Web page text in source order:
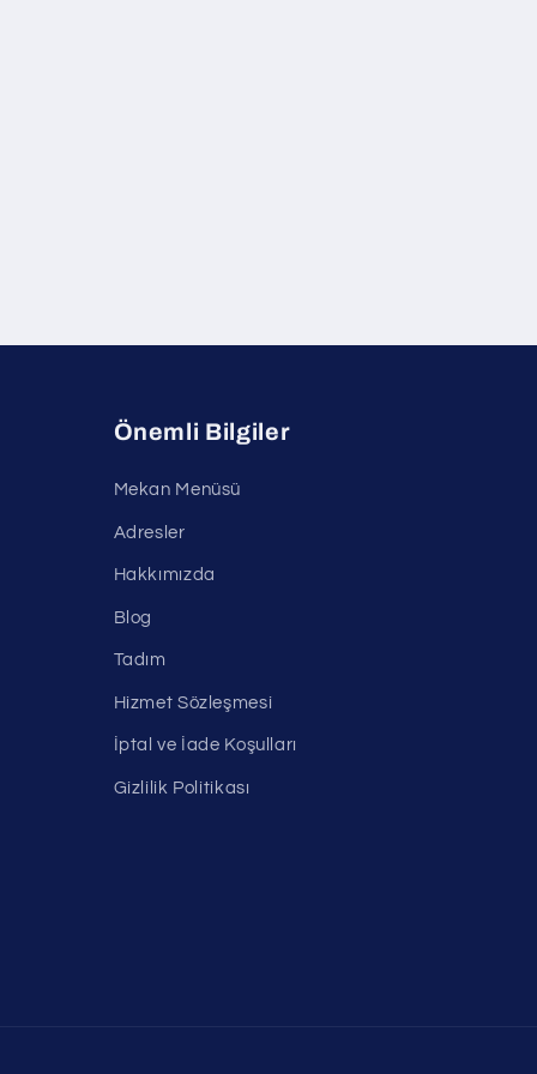
Önemli Bilgiler
Mekan Menüsü
Adresler
Hakkımızda
Blog
Tadım
Hizmet Sözleşmesi
İptal ve İade Koşulları
Gizlilik Politikası